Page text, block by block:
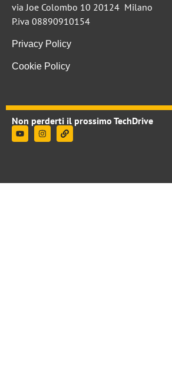
via Joe Colombo 10 20124 Milano
P.iva 08890910154
Privacy Policy
Cookie Policy
Non perderti il prossimo TechDrive